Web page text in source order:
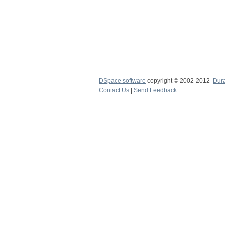
DSpace software copyright © 2002-2012
Contact Us
Send Feedback